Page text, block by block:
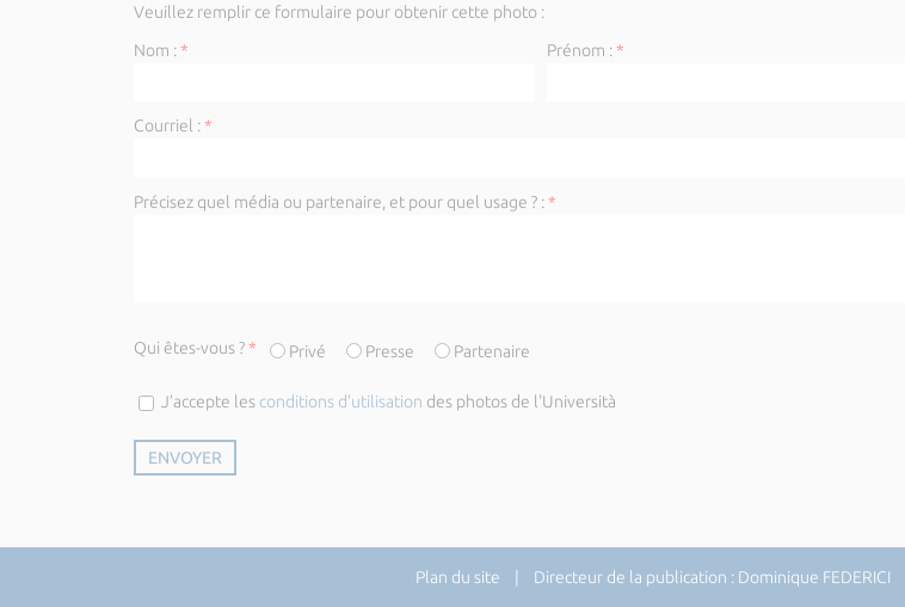
Veuillez remplir ce formulaire pour obtenir cette photo :
Nom :* Prénom :*
Courriel :*
Précisez quel média ou partenaire, et pour quel usage ? :*
Qui êtes-vous ?* Privé Presse Partenaire
J’accepte les conditions d’utilisation des photos de l'Università
Plan du site | Directeur de la publication : Dominique FEDERICI